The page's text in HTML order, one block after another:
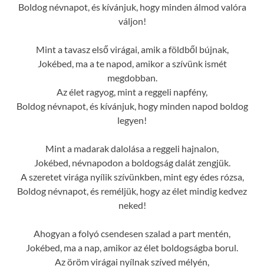
Boldog névnapot, és kívánjuk, hogy minden álmod valóra
váljon!
Mint a tavasz első virágai, amik a földből bújnak,
Jokébed, ma a te napod, amikor a szívünk ismét
megdobban.
Az élet ragyog, mint a reggeli napfény,
Boldog névnapot, és kívánjuk, hogy minden napod boldog
legyen!
Mint a madarak dalolása a reggeli hajnalon,
Jokébed, névnapodon a boldogság dalát zengjük.
A szeretet virága nyílik szívünkben, mint egy édes rózsa,
Boldog névnapot, és reméljük, hogy az élet mindig kedvez
neked!
Ahogyan a folyó csendesen szalad a part mentén,
Jokébed, ma a nap, amikor az élet boldogságba borul.
Az öröm virágai nyílnak szíved mélyén,